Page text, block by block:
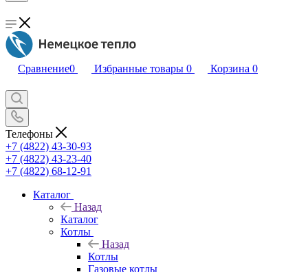
Сравнение0 Избранные товары 0 Корзина 0
Телефоны
+7 (4822) 43-30-93
+7 (4822) 43-23-40
+7 (4822) 68-12-91
Каталог
Назад
Каталог
Котлы
Назад
Котлы
Газовые котлы